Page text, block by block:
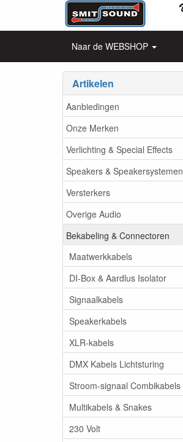
Naar de WEBSHOP
Artikelen
Aanbiedingen
Onze Merken
Verlichting & Special Effects
Speakers & Speakersystemen
Versterkers
Overige Audio
Bekabeling & Connectoren
Maatwerkkabels
DI-Box & Aardlus Isolator
Signaalkabels
Speakerkabels
XLR-kabels
DMX Kabels Lichtsturing
Stroom-signaal Combikabels
Multikabels & Snakes
230 Volt